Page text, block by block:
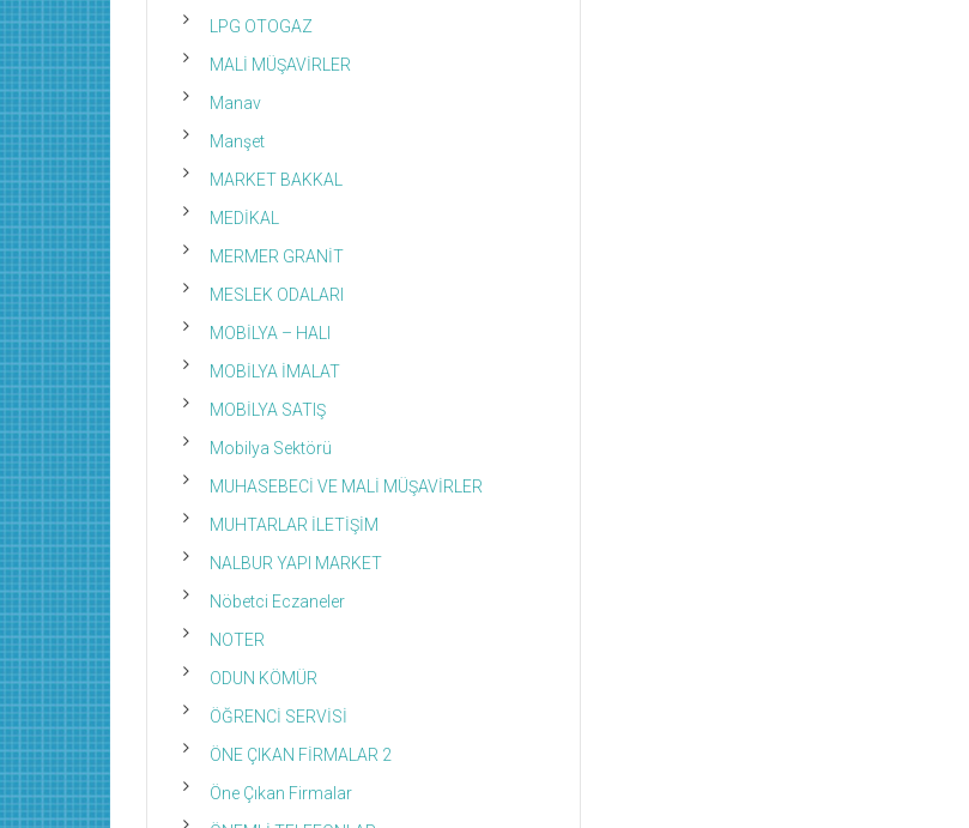
LPG OTOGAZ
MALİ MÜŞAVİRLER
Manav
Manşet
MARKET BAKKAL
MEDİKAL
MERMER GRANİT
MESLEK ODALARI
MOBİLYA – HALI
MOBİLYA İMALAT
MOBİLYA SATIŞ
Mobilya Sektörü
MUHASEBECİ VE MALİ MÜŞAVİRLER
MUHTARLAR İLETİŞİM
NALBUR YAPI MARKET
Nöbetci Eczaneler
NOTER
ODUN KÖMÜR
ÖĞRENCİ SERVİSİ
ÖNE ÇIKAN FİRMALAR 2
Öne Çıkan Firmalar